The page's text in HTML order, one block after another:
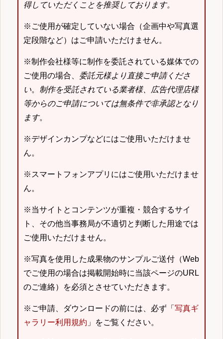
得していただくことを推奨しております。
※ご使用が確定していない場合（企画中や写真選
定段階など）はご申請いただけません。
※制作会社様等に制作を委託されている媒体での
ご使用の場合、 委託元様より直接ご申請くださ
い。 制作を受託されている業者様、広告代理店様
等からのご申請については無条件で非承認となり
ます。
※デザインカンプなどにはご使用いただけませ
ん。
※スマートフォンアプリにはご使用いただけませ
ん。
※当サイトとコンテンツが重複・競合するサイ
ト、その他当事務局が不適切と判断した用途では
ご使用いただけません。
※写真を使用した成果物のサンプルご送付（Web
でご使用の場合は掲載開始時に当該ページのURL
のご連絡）を必須とさせていただきます。
※ご申請、ダウンロードの前には、必ず「 写真ギ
ャラリー利用規約 」をご覧ください。